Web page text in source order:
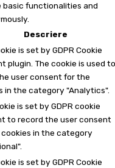
basic functionalities and
Descriere
is set by GDPR Cookie
plugin. The cookie is used to
user consent for the
in the category "Analytics".
is set by GDPR cookie
to record the user consent
in the category
is set by GDPR Cookie